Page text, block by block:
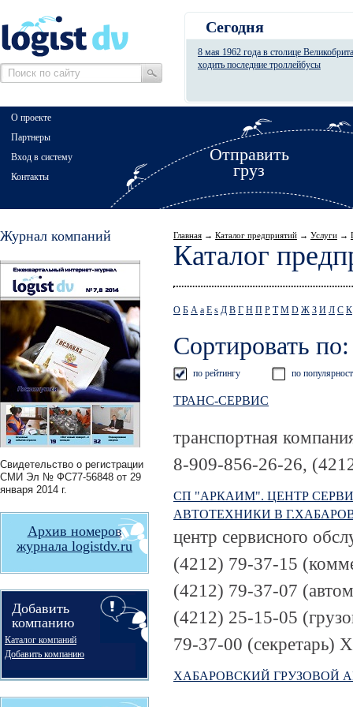
Сегодня
8 мая 1962 года в столице
ходить последние троллейбусы
Отправить
груз
О проекте
Партнеры
Вход в систему
Контакты
Журнал компаний
Свидетельство о регистрации
СМИ Эл № ФС77-56848 от 29
января 2014 г.
Архив номеров
журнала logistdv.ru
Добавить
компанию
Каталог компаний
Добавить компанию
Главная → Каталог предприятий → Услуги →
Каталог
О Б А a E s Д В Г Н П Р Т М D Ж З И Л С К
Сортировать по:
по рейтингу по
ТРАНС-СЕРВИС
транспортная
8-909-856-26-26,
СП "АРКАИМ". ЦЕНТР
АВТОТЕХНИКИ В
центр сервисного
(4212) 79-37-15
(4212) 79-37-07
(4212) 25-15-05
79-37-00 (секретарь)
ХАБАРОВСКИЙ ГРУЗОВОЙ